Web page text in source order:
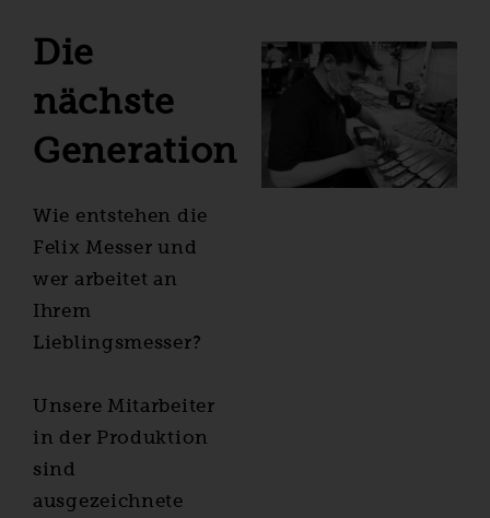
Die
nächste
Generation
Wie entstehen die
Felix Messer und
wer arbeitet an
Ihrem
Lieblingsmesser?
Unsere Mitarbeiter
in der Produktion
sind
ausgezeichnete